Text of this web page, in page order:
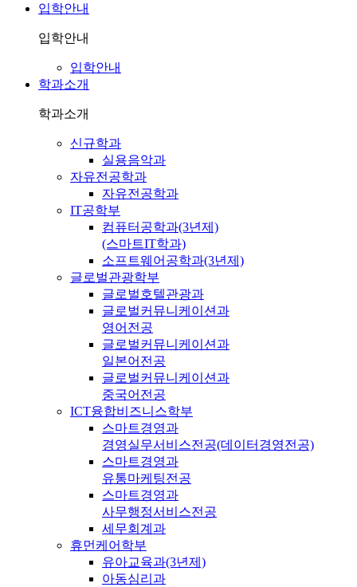
입학안내
입학안내
입학안내
학과소개
학과소개
신규학과
실용음악과
자유전공학과
자유전공학과
IT공학부
컴퓨터공학과(3년제)
(스마트IT학과)
소프트웨어공학과(3년제)
글로벌관광학부
글로벌호텔관광과
글로벌커뮤니케이션과
영어전공
글로벌커뮤니케이션과
일본어전공
글로벌커뮤니케이션과
중국어전공
ICT융합비즈니스학부
스마트경영과
경영실무서비스전공(데이터경영전공)
스마트경영과
유통마케팅전공
스마트경영과
사무행정서비스전공
세무회계과
휴먼케어학부
유아교육과(3년제)
아동심리과